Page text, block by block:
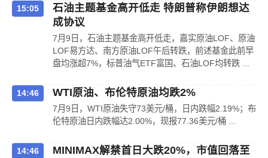
15:05
石油主题基金高开低走 特朗普称伊朗想达
成协议
7月9日，石油主题基金高开低走，嘉实原油LOF、原油
LOF易方达、南方原油LOF午后转跌，前述基金此前早
盘均涨超7%，标普油气ETF富国、石油LOF均转跌 ...
14:46 WTI原油、布伦特原油均跌2%
7月9日，WTI原油失守73美元/桶，日内跌幅2.19%；布
伦特原油日内跌幅达2.00%，现报77.36美元/桶 ...
14:46
MINIMAX解禁首日大跌20%，市值回落至